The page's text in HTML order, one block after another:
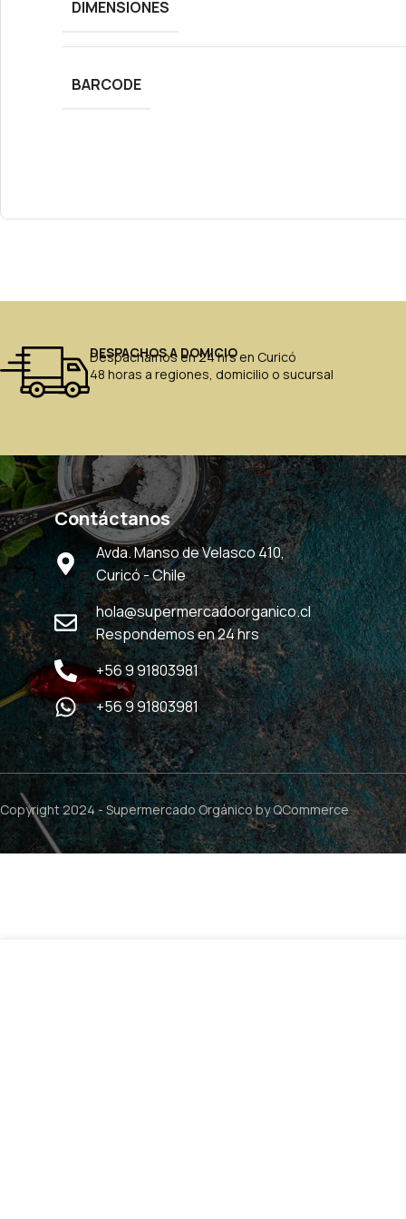
DIMENSIONES
BARCODE
DESPACHOS A DOMICIO
Despachamos en 24 hrs en Curicó
48 horas a regiones, domicilio o sucursal
Contáctanos
Avda. Manso de Velasco 410,
Curicó - Chile
hola@supermercadoorganico.cl
Respondemos en 24 hrs
+56 9 91803981
+56 9 91803981
Copyright 2024 -Supermercado Orgánicoby QCommerce